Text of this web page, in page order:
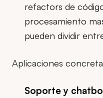
refactors de
procesamiento
pueden dividir
Aplicaciones
Soporte y